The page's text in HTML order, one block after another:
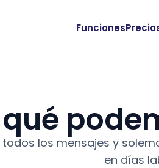
Funciones
qué
todos los mensajes y
en días